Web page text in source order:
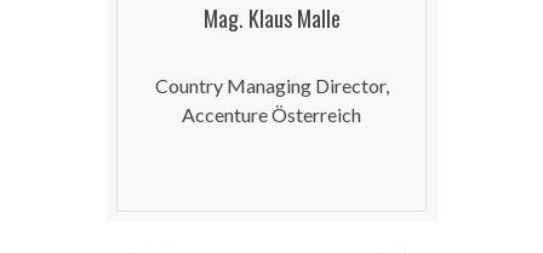
Mag. Klaus Malle
Country Managing Director,
Accenture Österreich